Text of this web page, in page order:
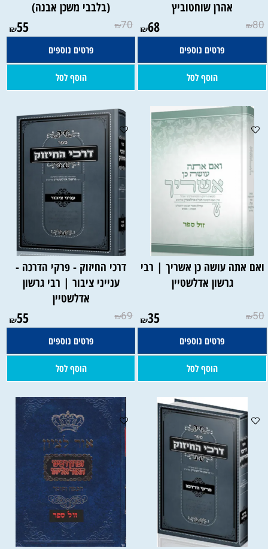
אהרן שוחטוביץ
₪80
₪68
פרטים נוספים
הוסף לסל
(בלבבי משכן אבנה)
₪70
₪55
פרטים נוספים
הוסף לסל
ואם אתה עושה כן אשריך | רבי
גרשון אדלשטיין
₪50
₪35
פרטים נוספים
הוסף לסל
דרכי החיזוק - פרקי הדרכה -
ענייני ציבור | רבי גרשון
אדלשטיין
₪69
₪55
פרטים נוספים
הוסף לסל